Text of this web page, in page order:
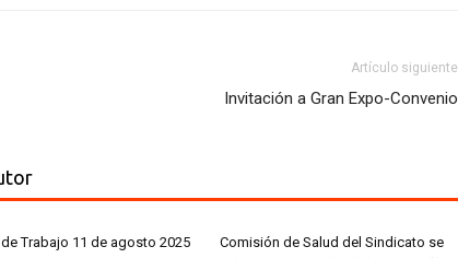
Artículo siguiente
Invitación a Gran Expo-Convenio
Trabajo 11 de agosto 2025
Comisión de Salud del Sindicato se